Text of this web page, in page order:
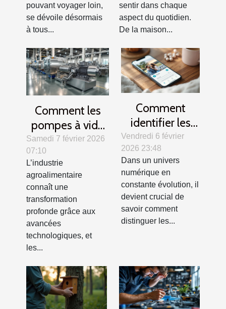
pouvant voyager loin,
se dévoile désormais
à tous...
sentir dans chaque
aspect du quotidien.
De la maison...
Comment les
pompes à vide
modernisent les
industries
agroalimentaires
?
Samedi 7 février 2026
07:10
L’industrie
agroalimentaire
connaît une
transformation
profonde grâce aux
avancées
technologiques, et
les...
Comment
identifier les
plateformes de
rencontres
sérieuses et
fiables ?
Vendredi 6 février
2026 23:48
Dans un univers
numérique en
constante évolution, il
devient crucial de
savoir comment
distinguer les...